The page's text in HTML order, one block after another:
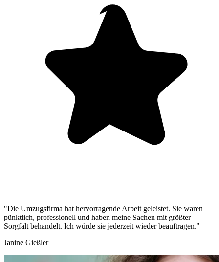
"Die Umzugsfirma hat hervorragende Arbeit geleistet. Sie waren
pünktlich, professionell und haben meine Sachen mit größter
Sorgfalt behandelt. Ich würde sie jederzeit wieder beauftragen."
Janine Gießler